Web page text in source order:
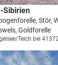
Sibirien
Stör,
Goldforelle
Teich bei